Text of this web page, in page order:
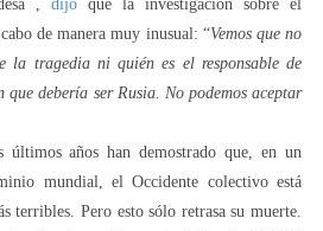
, dijo que la investigación sobre el
de manera muy inusual: “Vemos que no
la tragedia ni quién es el responsable de
que debería ser Rusia. No podemos aceptar
últimos años han demostrado que, en un
mundial, el Occidente colectivo está
terribles. Pero esto sólo retrasa su muerte.